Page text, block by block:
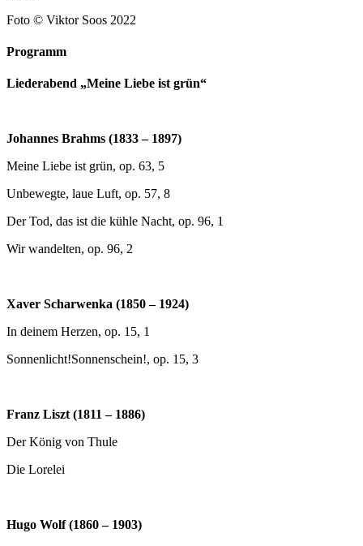
Foto © Viktor Soos 2022
Programm
Liederabend „Meine Liebe ist grün“
Johannes Brahms (1833 – 1897)
Meine Liebe ist grün, op. 63, 5
Unbewegte, laue Luft, op. 57, 8
Der Tod, das ist die kühle Nacht, op. 96, 1
Wir wandelten, op. 96, 2
Xaver Scharwenka (1850 – 1924)
In deinem Herzen, op. 15, 1
Sonnenlicht!Sonnenschein!, op. 15, 3
Franz Liszt (1811 – 1886)
Der König von Thule
Die Lorelei
Hugo Wolf (1860 – 1903)